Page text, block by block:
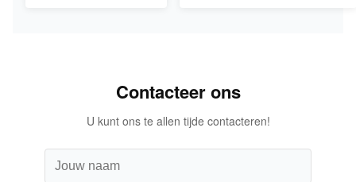
Contacteer ons
U kunt ons te allen tijde contacteren!